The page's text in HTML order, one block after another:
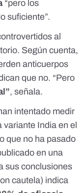
“pero los
suficiente”.
al
Según cuenta,
anticuerpos
que no. “Pero
, señala.
intentado medir
India en el
que no ha pasado
en una
sus conclusiones
cautela) indica